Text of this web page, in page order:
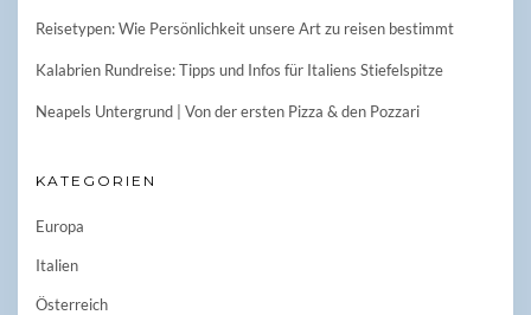
Reisetypen: Wie Persönlichkeit unsere Art zu reisen bestimmt
Kalabrien Rundreise: Tipps und Infos für Italiens Stiefelspitze
Neapels Untergrund | Von der ersten Pizza & den Pozzari
KATEGORIEN
Europa
Italien
Österreich